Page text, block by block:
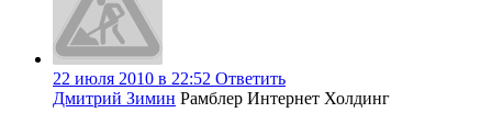
22 июля 2010 в 22:52 Ответить
Дмитрий Зимин Рамблер Интернет Холдинг